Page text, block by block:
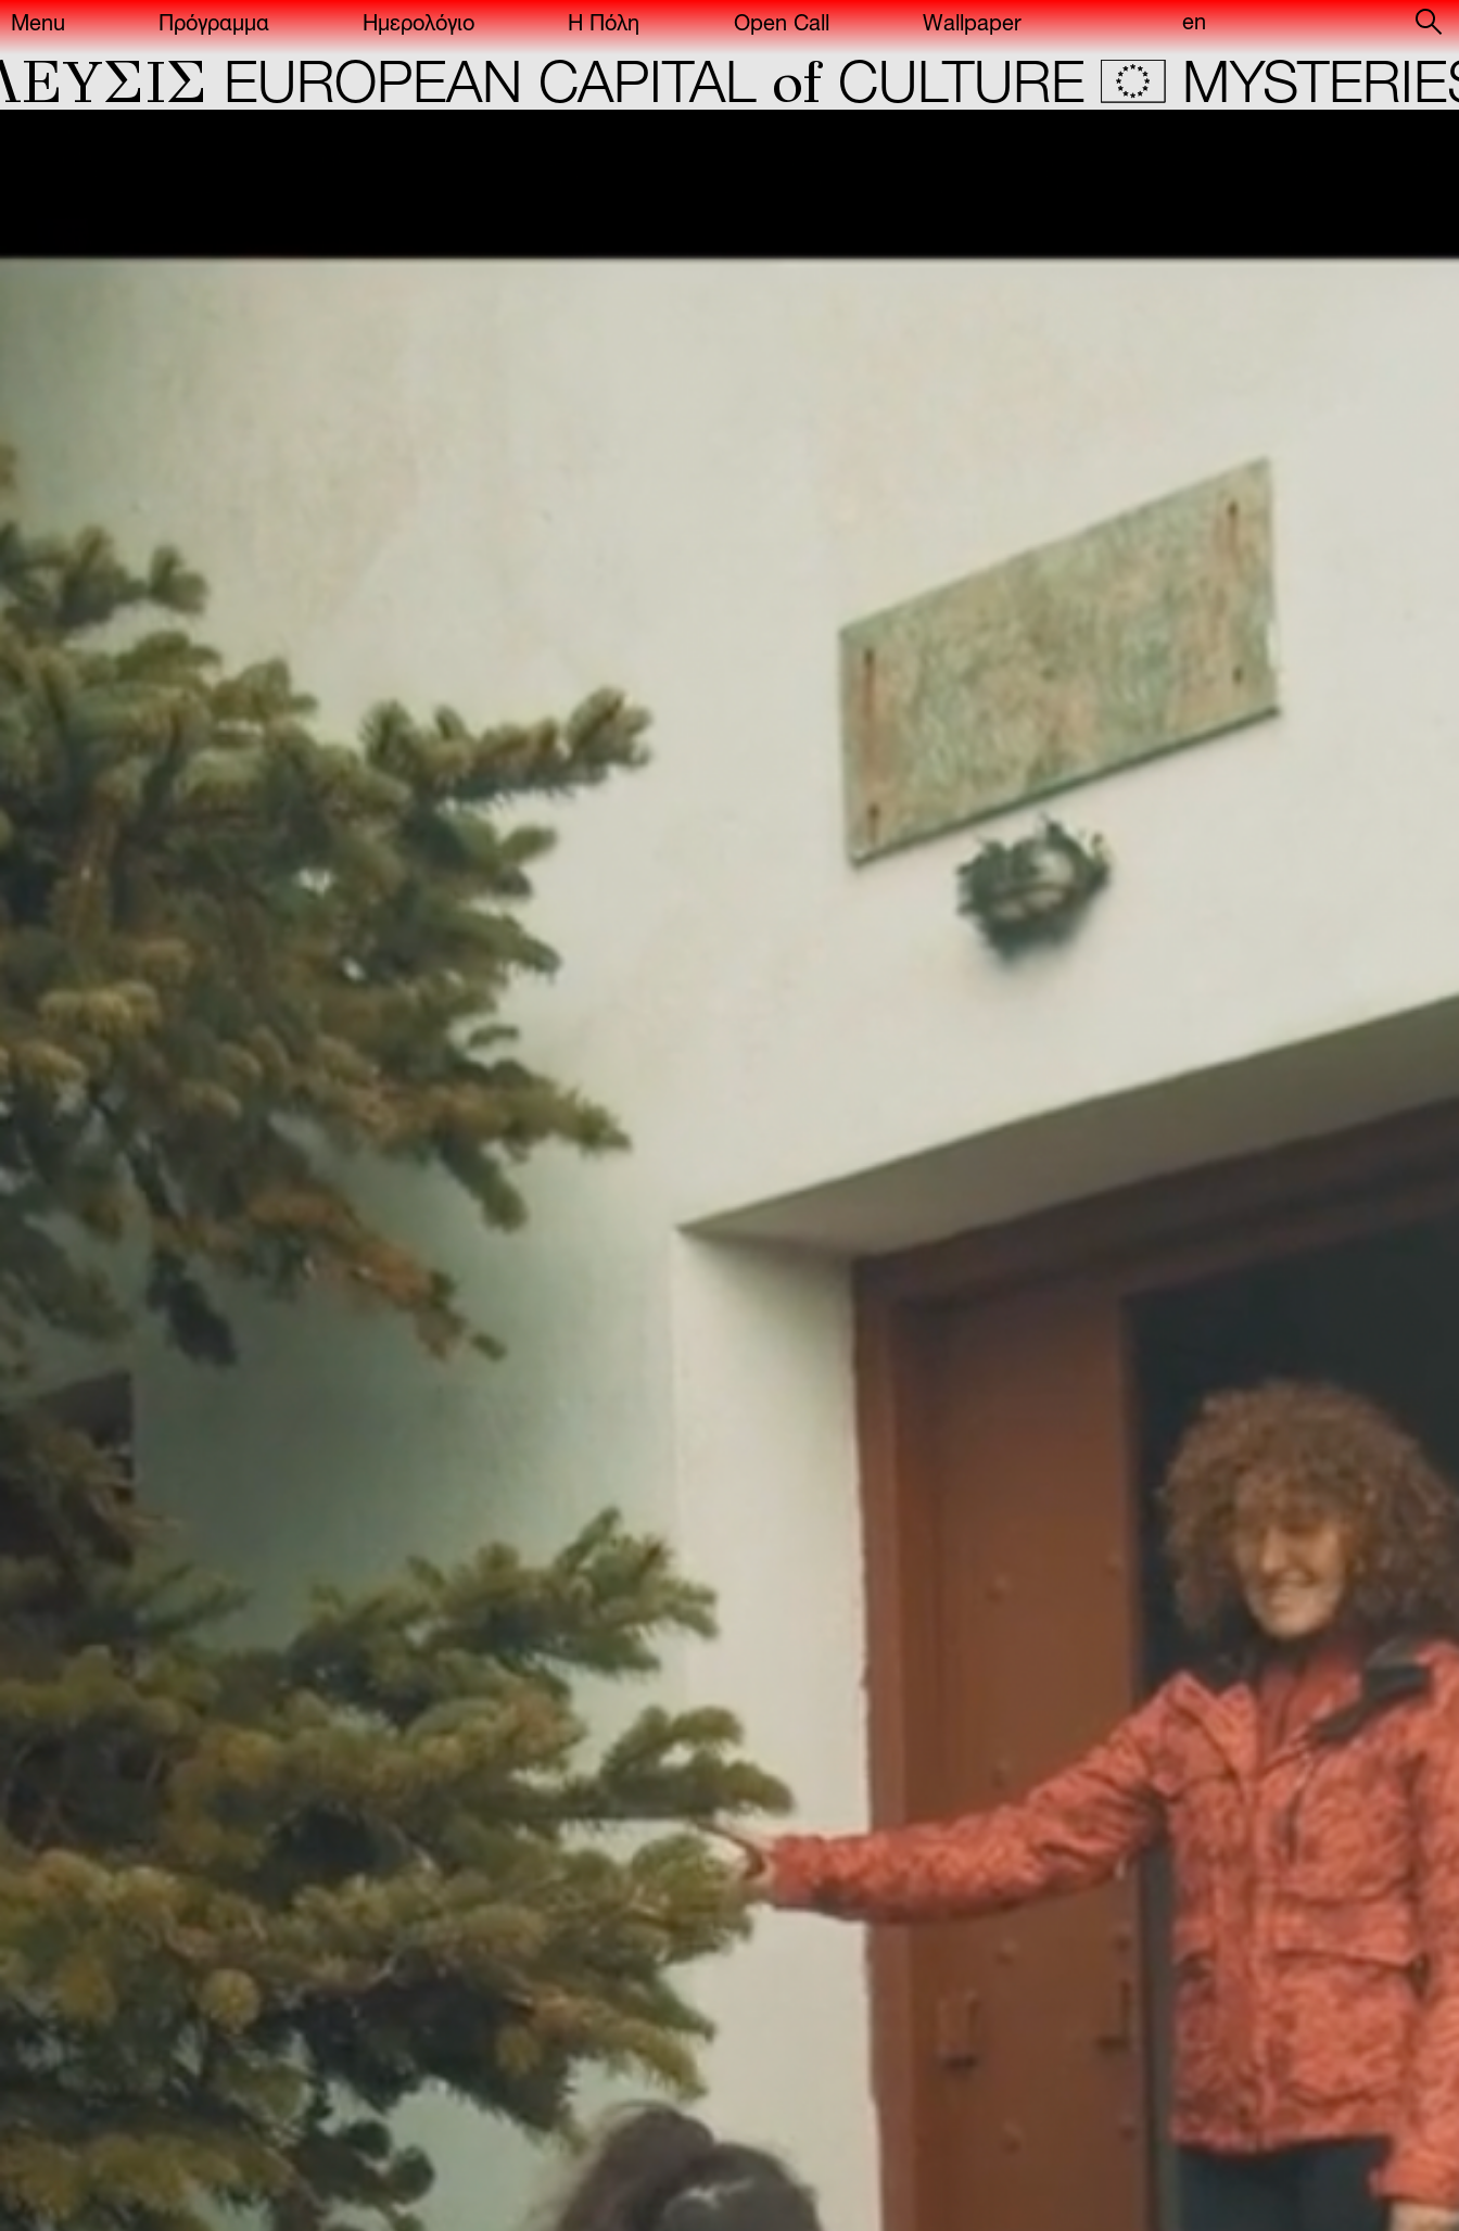
Menu Πρόγραμμα Ημερολόγιο Η Πόλη Open Call Wallpaper en
EUROPEAN CAPITALofCULTURE MYSTERIESof